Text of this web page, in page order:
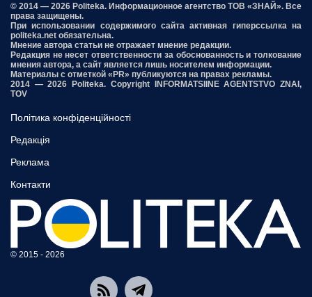
© 2014 — 2026 Politeka. Информационное агентство ТОВ «ЗНАЙ». Все
права защищены.
При использовании содержимого сайта активная гиперссылка на
politeka.net обязательна.
Мнение автора статьи не отражает мнение редакции.
Редакция не несет ответственности за обоснованность и толкование
мнения автора, а сайт является лишь носителем информации.
Материалы с отметкой «PR» публикуются на правах рекламы.
2014 — 2026 Politeka. Copyright INFORMATSIINE AGENTSTVO ZNAI,
TOV
Політика конфіденційності
Редакція
Реклама
Контакти
© 2015 - 2026